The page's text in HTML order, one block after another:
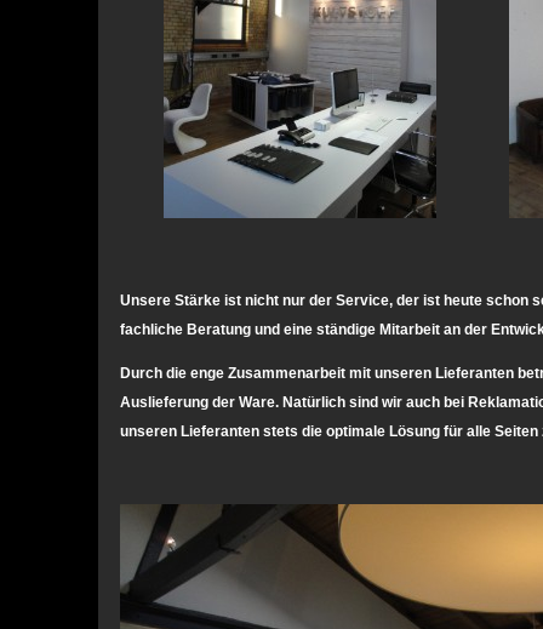
Unsere Stärke ist nicht nur der Service, der ist heute schon
fachliche Beratung und eine ständige Mitarbeit an der
Durch die enge Zusammenarbeit mit unseren Lieferanten
Auslieferung der Ware. Natürlich sind wir auch bei
unseren Lieferanten stets die optimale Lösung für alle Seiten